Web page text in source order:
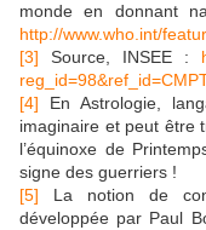
monde en donnant
http://www.who.int/
[3] Source, INSEE :
[4] En Astrologie,
imaginaire et peut être
l’équinoxe de
signe des guerriers !
[5] La notion de
développée par Paul